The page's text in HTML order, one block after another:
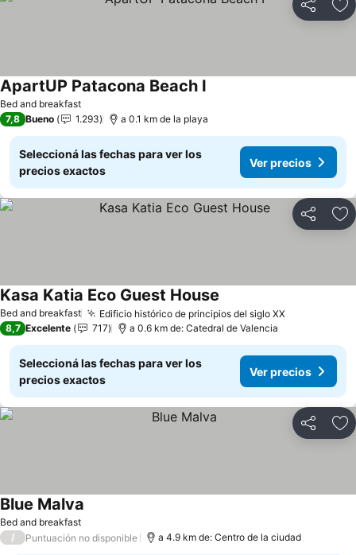
Compartir
Bed and breakfast
ApartUP Patacona Beach I
7,8 Bueno 1.293 a 0.1 km de la playa
Seleccioná las fechas para ver los
precios exactos
Ver precios
Compartir
Bed and breakfast Edificio histórico de principios del siglo XXVer precios
Kasa Katia Eco Guest House
8,7 Excelente 717 a 0.6 km de: Catedral de Valencia
Seleccioná las fechas para ver los
precios exactos
Ver precios
Compartir
Bed and breakfast
Blue Malva
/ Puntuación no disponible a 4.9 km de: Centro de la ciudad